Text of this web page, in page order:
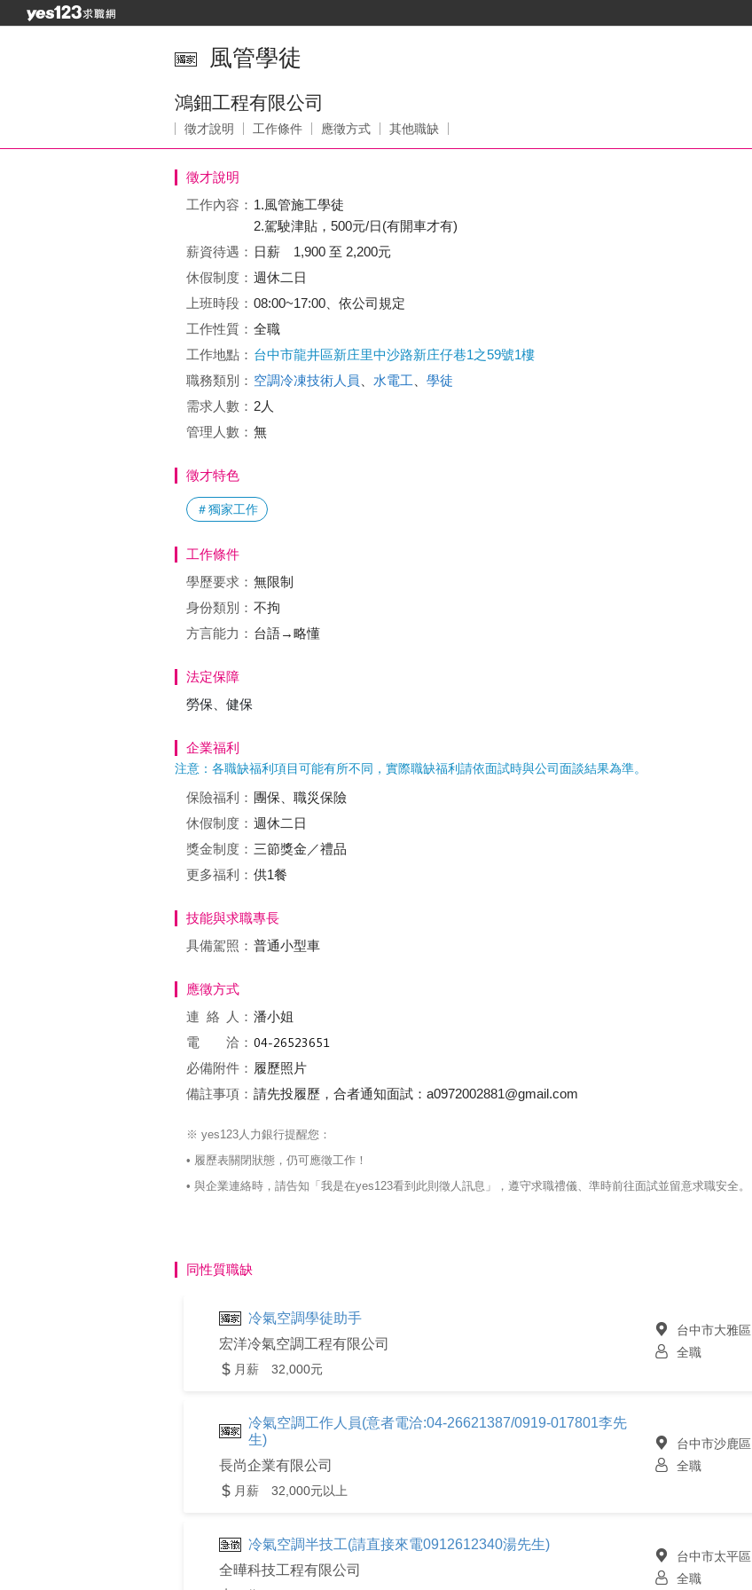
風管學徒
鴻鈿工程有限公司
徵才說明 工作條件 應徵方式 其他職缺
徵才說明
工作內容： 1.風管施工學徒
2.駕駛津貼，500元/日(有開車才有)
薪資待遇： 日薪 1,900 至 2,200元
休假制度： 週休二日
上班時段： 08:00~17:00、依公司規定
工作性質： 全職
工作地點： 台中市龍井區新庄里中沙路新庄仔巷1之59號1樓
職務類別： 空調冷凍技術人員 水電工
學徒
需求人數： 2人
管理人數： 無
徵才特色
＃獨家工作
工作條件
學歷要求： 無限制
身份類別： 不拘
方言能力： 台語→略懂
法定保障
勞保、健保
企業福利
注意：各職缺福利項目可能有所不同，實際職缺福利請依面試時與公司面談結果為準。
保險福利： 團保、職災保險
休假制度： 週休二日
獎金制度： 三節獎金／禮品
更多福利： 供1餐
技能與求職專長
具備駕照： 普通小型車
應徵方式
連絡
人： 潘小姐
電 洽：
必備附件： 履歷照片
備註事項： 請先投履歷，合者通知面試：a0972002881@gmail.com
※ yes123人力銀行提醒您：
• 履歷表關閉狀態，仍可應徵工作！
• 與企業連絡時，請告知「我是在yes123看到此則徵人訊息」，遵守求職禮儀、準時前往面試並留意求職安全。
同性質職缺
冷氣空調學徒助手
宏洋冷氣空調工程有限公司
月薪 32,000元
台中市大雅區
全職
冷氣空調工作人員(意者電洽:04-26621387/0919-017801李先
生)
長尚企業有限公司
月薪 32,000元以上
台中市沙鹿區
全職
冷氣空調半技工(請直接來電0912612340湯先生)
全曄科技工程有限公司
台中市太平區
全職